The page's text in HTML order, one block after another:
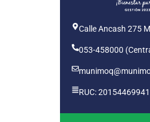
Calle Ancash 275
053-458000
RUC: 20154469941